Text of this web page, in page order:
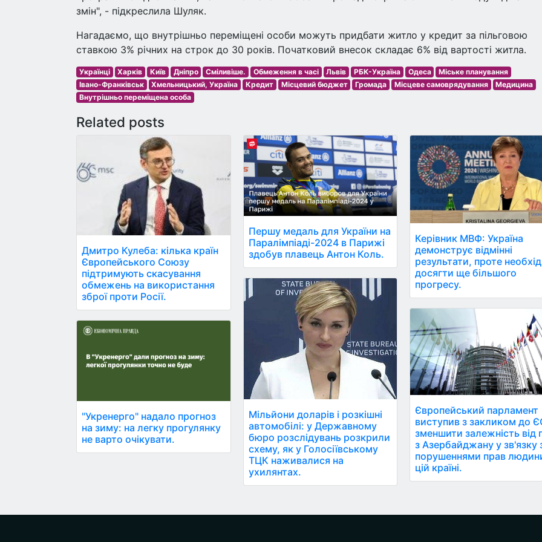
змін", - підкреслила Шуляк.
Нагадаємо, що внутрішньо переміщені особи можуть придбати житло у кредит за пільговою
ставкою 3% річних на строк до 30 років. Початковий внесок складає 6% від вартості житла.
Українці Харків Київ Дніпро Сміливіше. Обмеження в часі Львів РБК-Україна Одеса
Міське планування
Івано-Франківськ
Хмельницький, Україна Кредит Місцевий бюджет Громада Місцеве самоврядування
Медицина
Внутрішньо переміщена особа
Related posts
Дмитро Кулеба: кілька країн
Європейського Союзу
підтримують скасування
обмежень на використання
зброї проти Росії.
"Укренерго" надало прогноз
на зиму: на легку прогулянку
не варто очікувати.
Першу медаль для України на
Паралімпіаді-2024 в Парижі
здобув плавець Антон Коль.
Мільйони доларів і розкішні
автомобілі: у Державному
бюро розслідувань розкрили
схему, як у Голосіївському
ТЦК наживалися на
ухилянтах.
Керівник МВФ: Україна
демонструє відмінні
результати, проте
досягти ще більшого
прогресу.
Європейський парламент
виступив з закликом до
зменшити залежність від
з Азербайджану у зв'язку
порушеннями прав
цій країні.